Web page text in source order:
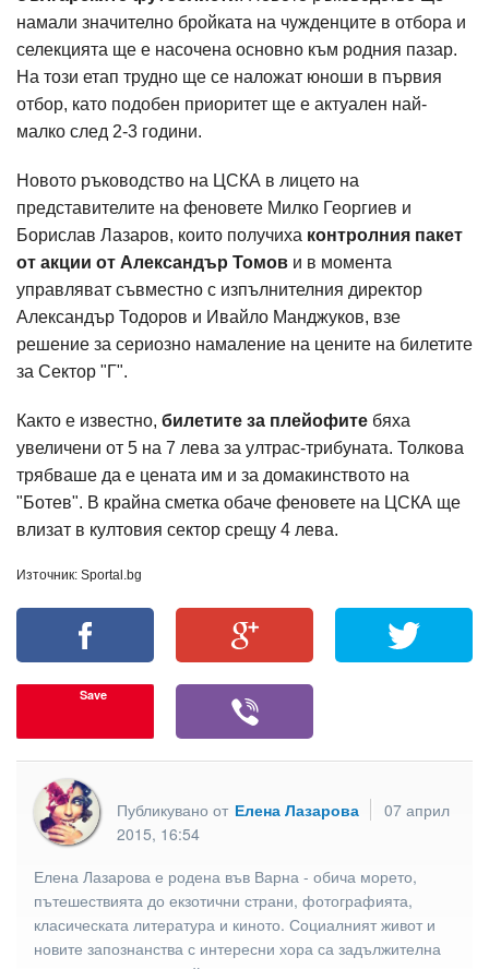
нама­ли значително бройката на чужденците в отбора и
се­лекцията ще е насочена ос­новно към родния пазар.
На този етап трудно ще се на­ложат юноши в първия
отбор, като подобен приори­тет ще е актуален най-
малко след 2-3 години.
Новото ръководство на ЦСКА в лицето на
представителите на феновете Милко Георгиев и
Борислав Лазаров, които получиха контролния пакет
от акции от Александър Томов и в момента
управляват съвместно с изпълнителния директор
Александър Тодоров и Ивайло Манджуков, взе
решение за сериозно намаление на цените на билетите
за Сектор "Г".
Както е известно, билетите за плейофите бяха
увеличени от 5 на 7 лева за ултрас-трибуната. Толкова
трябваше да е цената им и за домакинството на
"Ботев". В крайна сметка обаче феновете на ЦСКА ще
влизат в култовия сектор срещу 4 лева.
Източник: Sportal.bg
Save
Публикувано от Елена Лазарова
07 април
2015, 16:54
Елена Лазарова е родена във Варна - обича морето,
пътешествията до екзотични страни, фотографията,
класическата литература и киното. Социалният живот и
новите запознанства с интересни хора са задължителна